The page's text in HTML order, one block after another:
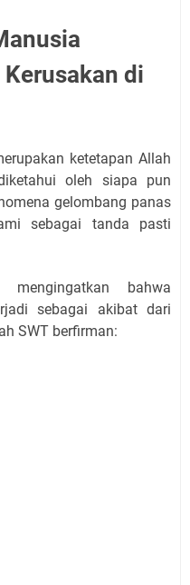
di
ketetapan Allah
oleh siapa pun
gelombang panas
sebagai tanda pasti
mengingatkan bahwa
sebagai akibat dari
SWT berfirman: